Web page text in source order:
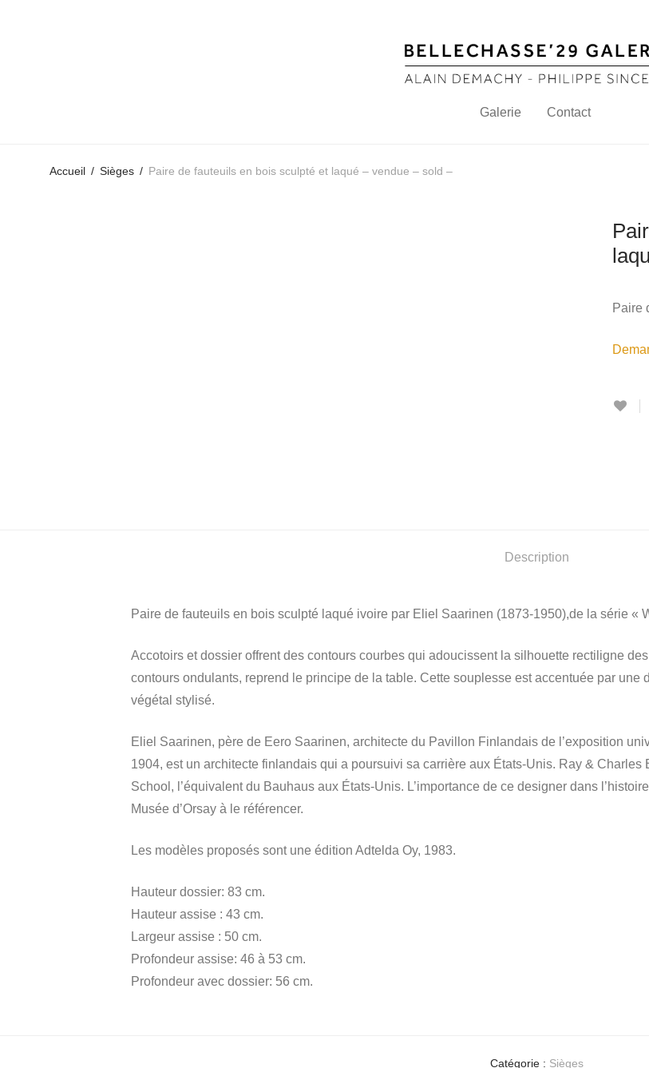
Galerie Contact
Accueil / Sièges / Paire de fauteuils en bois sculpté et laqué – vendue – sold –
Paire
Description
Paire de fauteuils en bois sculpté laqué ivoire par Eliel Saarinen (1873-1950),de la série «
Accotoirs et dossier offrent des contours courbes qui adoucissent la silhouette rectiligne
contours ondulants, reprend le principe de la table. Cette souplesse est accentuée par une
végétal stylisé.
Eliel Saarinen, père de Eero Saarinen, architecte du Pavillon Finlandais de l’exposition
1904, est un architecte finlandais qui a poursuivi sa carrière aux États-Unis. Ray &
School, l’équivalent du Bauhaus aux États-Unis. L’importance de ce designer dans
Musée d’Orsay à le référencer.
Les modèles proposés sont une édition Adtelda Oy, 1983.
Hauteur dossier: 83 cm.
Hauteur assise : 43 cm.
Largeur assise : 50 cm.
Profondeur assise: 46 à 53 cm.
Profondeur avec dossier: 56 cm.
Catégorie : Sièges